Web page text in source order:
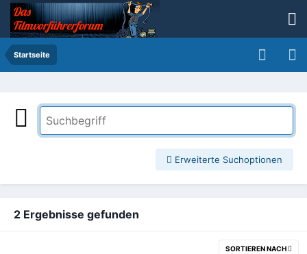
Startseite
Erweiterte Suchoptionen
2 Ergebnisse gefunden
SORTIEREN NACH